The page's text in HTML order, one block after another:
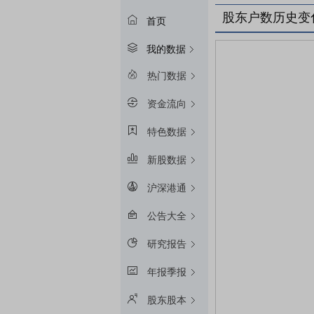
首页
我的数据
热门数据
资金流向
特色数据
新股数据
沪深港通
公告大全
研究报告
年报季报
股东股本
股东户数历史